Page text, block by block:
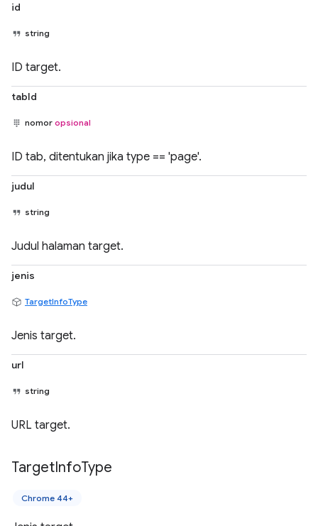
id
string
ID target.
tabId
nomor opsional
ID tab, ditentukan jika type == 'page'.
judul
string
Judul halaman target.
jenis
TargetInfoType
Jenis target.
url
string
URL target.
TargetInfoType
Chrome 44+